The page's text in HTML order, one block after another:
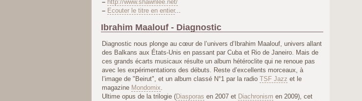
– http://www.shawnlee.net/
– Ecouter le titre en entier...
Ibrahim Maalouf - Diagnostic
Diagnostic nous plonge au cœur de l’univers d’Ibrahim Maalouf, univers allant
des Balkans aux États-Unis en passant par Cuba et Rio de Janeiro. Mais de
ces grands écarts musicaux résulte un album hétéroclite qui ne renoue pas
avec les expérimentations des débuts. Reste d’excellents morceaux, à
l’image de "Beirut", et un album classé N°1 par la radio TSF Jazz et le
magazine Mondomix.
Ultime opus de la trilogie (Diasporas en 2007 et Diachronism en 2009), cet